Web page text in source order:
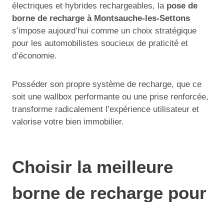
électriques et hybrides rechargeables, la pose de
borne de recharge à Montsauche-les-Settons
s’impose aujourd’hui comme un choix stratégique
pour les automobilistes soucieux de praticité et
d’économie.
Posséder son propre système de recharge, que ce
soit une wallbox performante ou une prise renforcée,
transforme radicalement l’expérience utilisateur et
valorise votre bien immobilier.
Choisir la meilleure
borne de recharge pour